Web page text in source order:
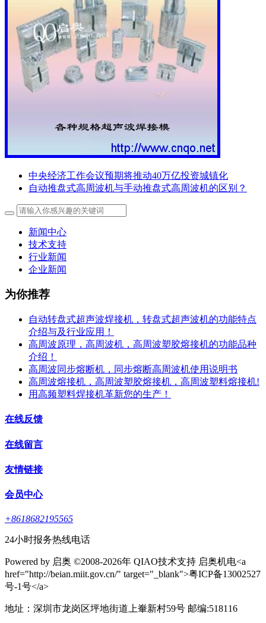
中央经济工作会议预期将推动40万亿投资城镇化
自动推盘式高周波机与手动推盘式高周波机的区别？
新闻中心
技术支持
行业新闻
企业新闻
为你推荐
自动转盘式超声波焊接机，转盘式超声波机的功能特点
介绍与及行业应用！
高周波原理，高周波机，高周波塑胶熔接机的功能品种
介绍！
高周波同步熔断机，同步熔断高周波机使用说明书
高周波熔接机，高周波塑胶熔接机，高周波塑料熔接机!
用高频塑料焊接机革新您的生产！
在线反馈
在线留言
友情链接
会员中心
+8618682195565
24小时报务热线电话
Powered by 启奥 ©2008-2026年 QIAO技术支持 启奥机电<a
href="http://beian.miit.gov.cn/" target="_blank">粤ICP备13002527
号-1号</a>
地址：深圳市龙岗区坪地街道上輋新村59号 邮编:518116